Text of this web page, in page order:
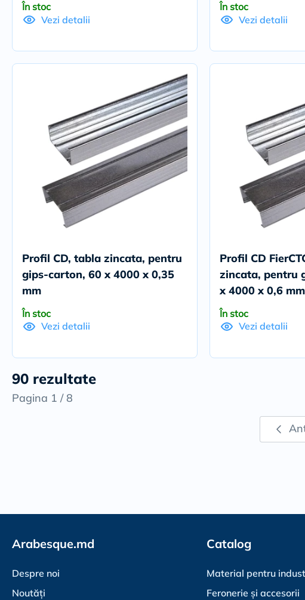
În stoc
Vezi detalii
În stoc
Vezi detalii
Profil CD, tabla zincata, pentru
gips-carton, 60 x 4000 x 0,35
mm
În stoc
Vezi detalii
Profil CD
zincata, pentru
x 4000 x 0,6 mm
În stoc
Vezi detalii
90 rezultate
Pagina 1 / 8
Arabesque.md
Despre noi
Noutăți
Catalog
Material pentru
Feronerie și accesorii